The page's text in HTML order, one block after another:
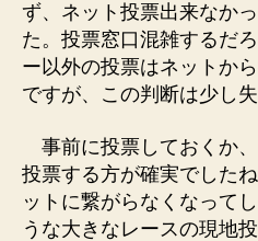
ず、ネット投票出来なか
た。投票窓口混雑するだ
ー以外の投票はネットか
ですが、この判断は少し失
事前に投票しておくか
投票する方が確実でした
ットに繋がらなくなって
うな大きなレースの現地